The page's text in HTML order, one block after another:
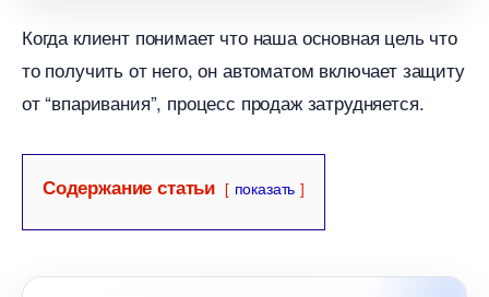
Когда клиент понимает что наша основная цель что
то получить от него, он автоматом включает защиту
от “впаривания”, процесс продаж затрудняется.
Содержание статьи показать